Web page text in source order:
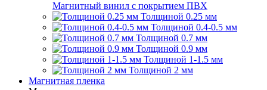
Магнитный винил с покрытием ПВХ
Толщиной 0.25 мм
Толщиной 0.4-0.5 мм
Толщиной 0.7 мм
Толщиной 0.9 мм
Толщиной 1-1.5 мм
Толщиной 2 мм
Магнитная пленка